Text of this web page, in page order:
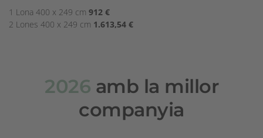
1 Lona 400 x 249 cm 912 €
2 Lones 400 x 249 cm 1.613,54 €
2026 amb la millor
companyia